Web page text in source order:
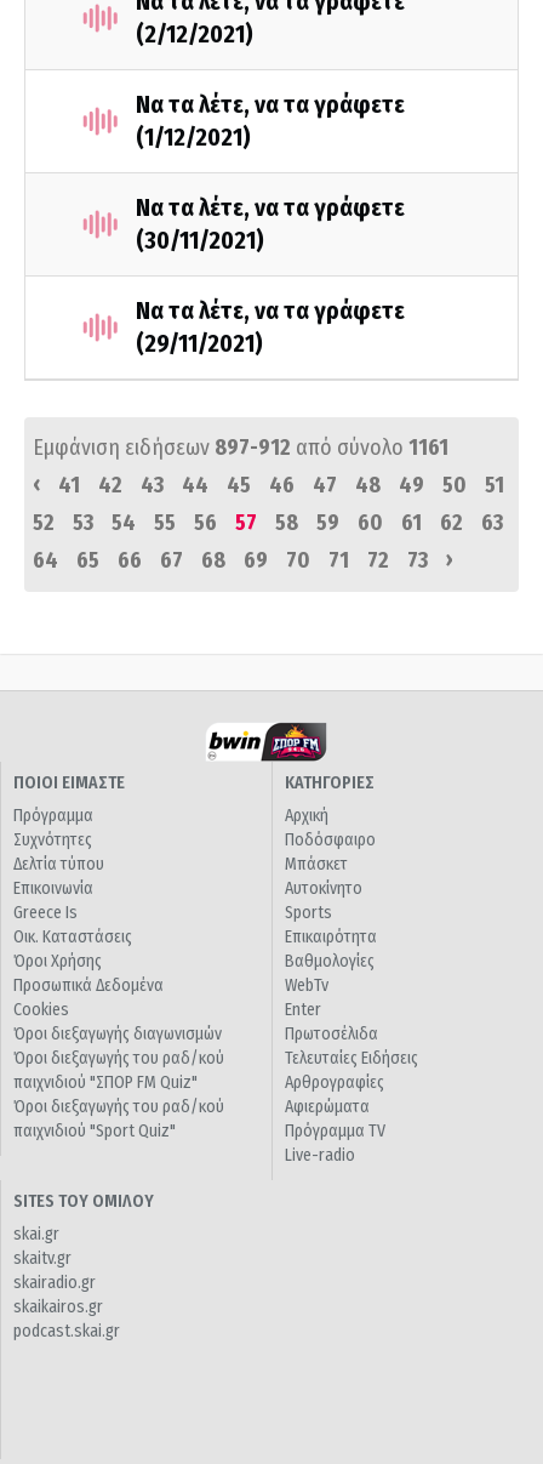
(2/12/2021)
Να τα λέτε, να τα γράφετε
(1/12/2021)
Να τα λέτε, να τα γράφετε
(30/11/2021)
Να τα λέτε, να τα γράφετε
(29/11/2021)
Εμφάνιση ειδήσεων 897-912 από σύνολο 1161
‹
41 42 43 44 45 46 47 48 49 50
51
52
53 54 55 56 57 58 59 60 61 62
63
64
65 66 67 68 69 70 71 72 73 ›
ΠΟΙΟΙ ΕΙΜΑΣΤΕ
Πρόγραμμα
Συχνότητες
Δελτία τύπου
Επικοινωνία
Greece Is
Οικ. Καταστάσεις
Όροι Χρήσης
Προσωπικά Δεδομένα
Cookies
Όροι διεξαγωγής διαγωνισμών
Όροι διεξαγωγής του ραδ/κού
παιχνιδιού "ΣΠΟΡ FM Quiz"
Όροι διεξαγωγής του ραδ/κού
παιχνιδιού "Sport Quiz"
ΚΑΤΗΓΟΡΙΕΣ
Αρχική
Ποδόσφαιρο
Μπάσκετ
Αυτοκίνητο
Sports
Επικαιρότητα
Βαθμολογίες
WebTv
Enter
Πρωτοσέλιδα
Τελευταίες Ειδήσεις
Αρθρογραφίες
Αφιερώματα
Πρόγραμμα TV
Live-radio
SITES ΤΟΥ ΟΜΙΛΟΥ
skai.gr
skaitv.gr
skairadio.gr
skaikairos.gr
podcast.skai.gr